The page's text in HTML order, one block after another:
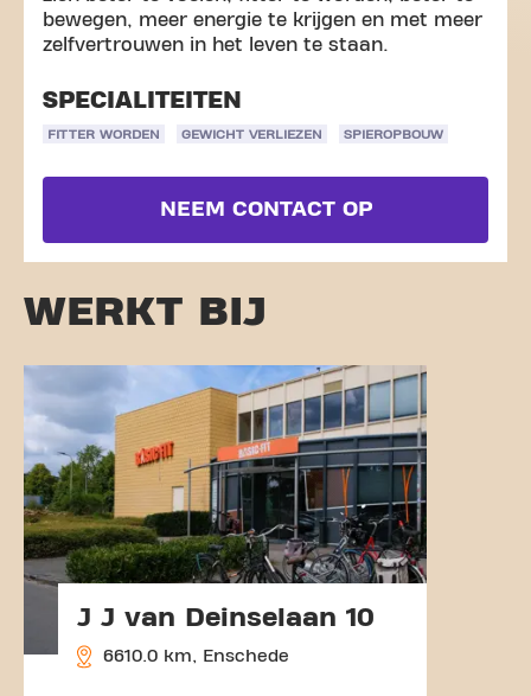
bewegen, meer energie te krijgen en met meer
zelfvertrouwen in het leven te staan.
SPECIALITEITEN
FITTER WORDEN GEWICHT VERLIEZEN SPIEROPBOUW
NEEM CONTACT OP
WERKT BIJ
J J van Deinselaan 10
6610.0 km, Enschede